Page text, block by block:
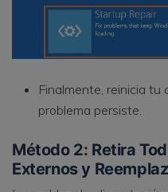
Finalmente, reinicia tu
problema persiste.
Método 2: Retira
Externos y